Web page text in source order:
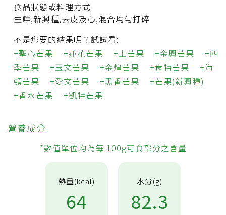
食品狀態或料理方式
生鮮,新興種,去皮及心,混合均勻打碎
不是您要的結果嗎？試試看:
聖心芒果
蓮花芒果 土芒果 金興芒果
四
季芒果
玉文芒果 金煌芒果 肯特芒果
海
頓芒果
愛文芒果 黑香芒果
芒果(新興種)
香水芒果
凱特芒果
營養成分
*數值單位均為每 100g可食部分之含量
熱量(kcal)
64
水分(g)
82.3